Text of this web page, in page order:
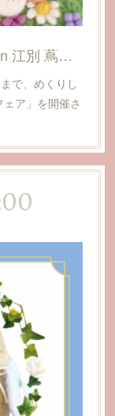
もふもふうさちゃん絵本原画展 in 江別 蔦屋書店
で、めくりし
ア」を開催さ